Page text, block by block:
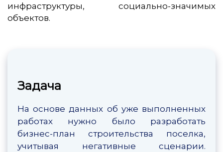
инфраструктуры, социально-значимых
объектов.
Задача
На основе данных об уже выполненных
работах нужно было разработать
бизнес-план строительства поселка,
учитывая негативные сценарии.